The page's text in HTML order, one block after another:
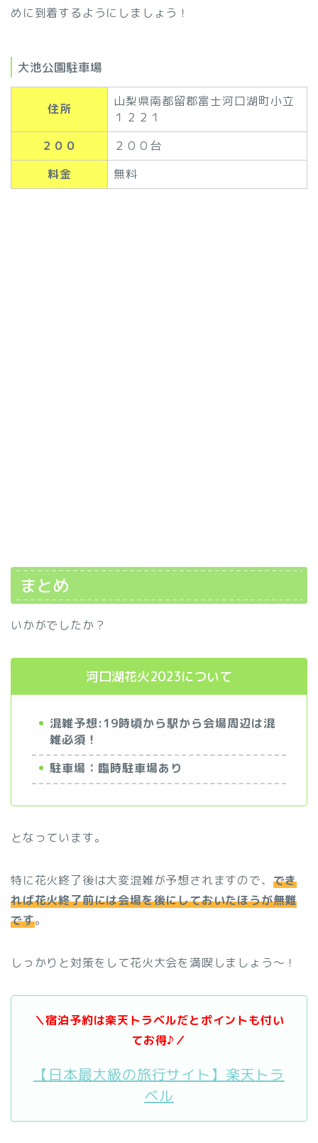
めに到着するようにしましょう！
大池公園駐車場
住所
山梨県南都留郡富士河口湖町小立
１２２１
２００
２００台
料金
無料
まとめ
いかがでしたか？
河口湖花火2023について
混雑予想:19時頃から駅から会場周辺は混
雑必須！
駐車場：臨時駐車場あり
となっています。
特に花火終了後は大変混雑が予想されますので、 でき
れば花火終了前には会場を後にしておいたほうが無難
です。
しっかりと対策をして花火大会を満喫しましょう～！
＼宿泊予約は楽天トラベルだとポイントも付い
てお得♪／
【日本最大級の旅行サイト】楽天トラ
ベル